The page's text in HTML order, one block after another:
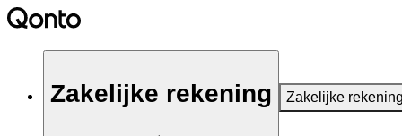
Zakelijke rekening Zakelijke